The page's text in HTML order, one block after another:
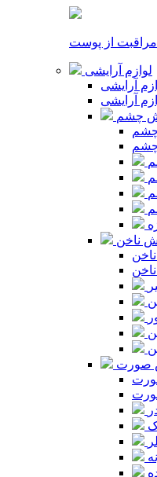
مراقبت از پوست
لوازم آرایشی
آرایشی
آرایشی
چشم
چشم
چشم
ناخن
صورت